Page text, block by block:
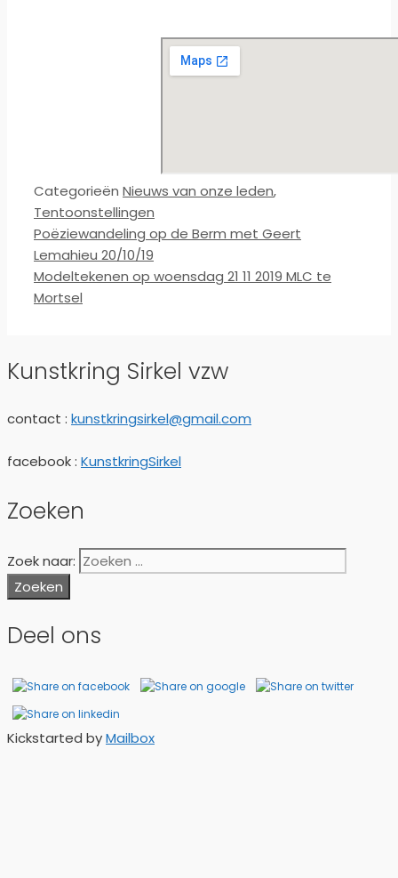
Categorieën Nieuws van onze leden,
Tentoonstellingen
Poëziewandeling op de Berm met Geert
Lemahieu 20/10/19
Modeltekenen op woensdag 21 11 2019 MLC te
Mortsel
Kunstkring Sirkel vzw
contact : kunstkringsirkel@gmail.com
facebook : KunstkringSirkel
Zoeken
Zoek naar:
Deel ons
Kickstarted byMailbox